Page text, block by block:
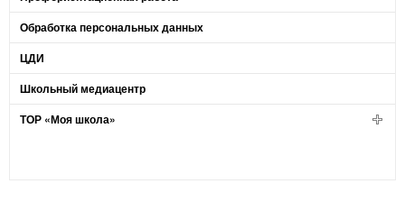
Обработка персональных данных
ЦДИ
Школьный медиацентр
ТОР «Моя школа»